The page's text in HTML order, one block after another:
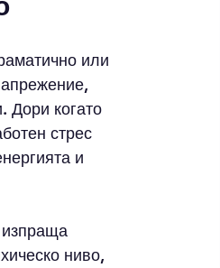
или
Дори когато
стрес
и
изпраща
ниво,